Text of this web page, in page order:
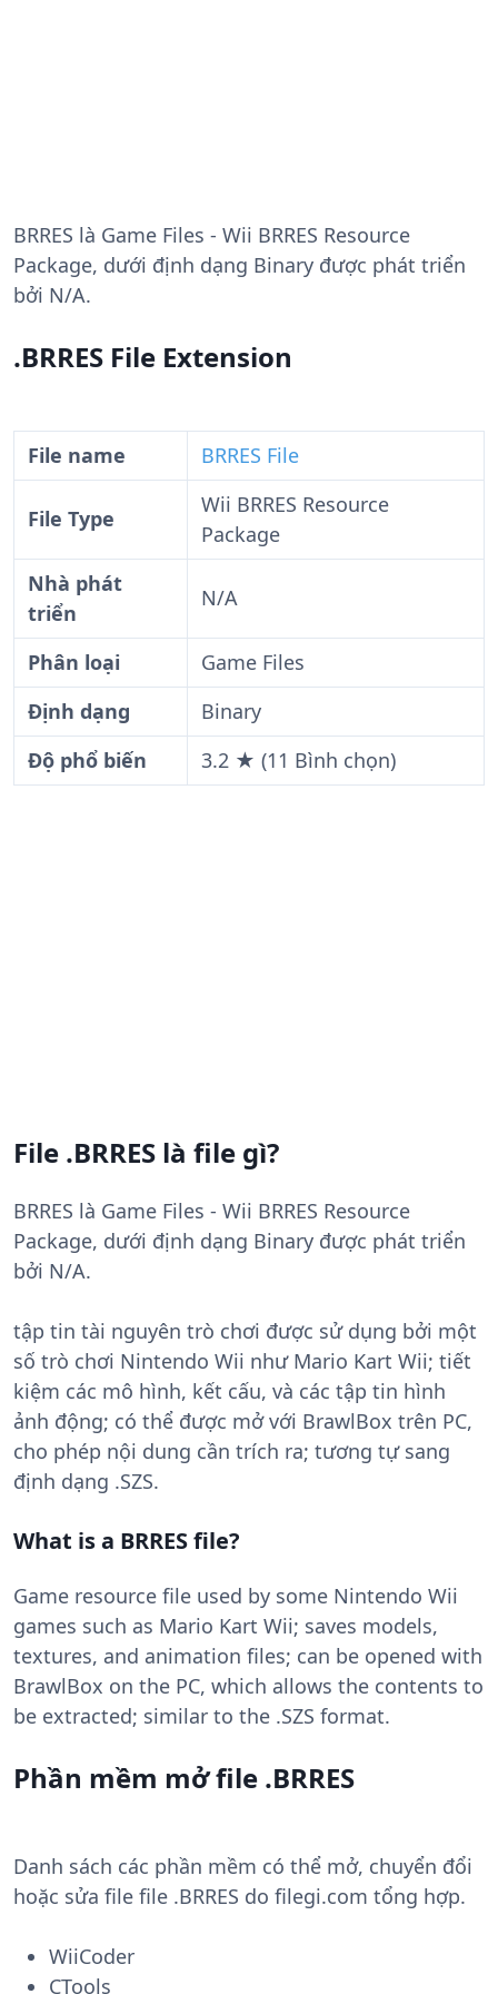
BRRES là Game Files - Wii BRRES Resource
Package, dưới định dạng Binary được phát triển
bởi N/A.
.BRRES File Extension
File name BRRES File
File Type
Wii BRRES Resource
Package
Nhà phát
triển
N/A
Phân loại
Game Files
Định dạng
Binary
Độ phổ biến
3.2 ★ (11 Bình chọn)
File .BRRES là file gì?
BRRES là Game Files - Wii BRRES Resource
Package, dưới định dạng Binary được phát triển
bởi N/A.
tập tin tài nguyên trò chơi được sử dụng bởi một
số trò chơi Nintendo Wii như Mario Kart Wii; tiết
kiệm các mô hình, kết cấu, và các tập tin hình
ảnh động; có thể được mở với BrawlBox trên PC,
cho phép nội dung cần trích ra; tương tự sang
định dạng .SZS.
What is a BRRES file?
Game resource file used by some Nintendo Wii
games such as Mario Kart Wii; saves models,
textures, and animation files; can be opened with
BrawlBox on the PC, which allows the contents to
be extracted; similar to the .SZS format.
Phần mềm mở file .BRRES
Danh sách các phần mềm có thể mở, chuyển đổi
hoặc sửa file file .BRRES do filegi.com tổng hợp.
WiiCoder
CTools